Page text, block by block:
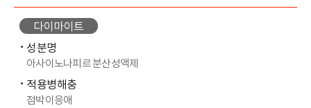
다이마이트
성분명
아사이노나피르 분산성액제
적용병해충
점박이응애